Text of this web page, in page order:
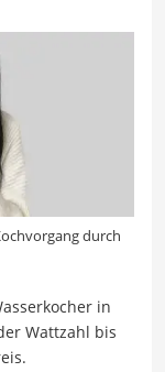
durch
in
Wattzahl bis